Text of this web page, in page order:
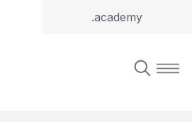
.academy